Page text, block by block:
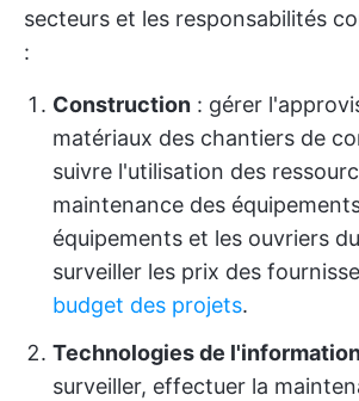
secteurs et les responsabilités
:
Construction : gérer
matériaux des chantiers de
suivre l'utilisation des
maintenance des
équipements et les ouvriers
surveiller les prix des
budget des projets.
Technologies de
surveiller, effectuer la